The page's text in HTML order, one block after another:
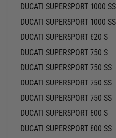
DUCATI SUPERSPORT 1000 SS
DUCATI SUPERSPORT 1000 SS
DUCATI SUPERSPORT 620 S
DUCATI SUPERSPORT 750 S
DUCATI SUPERSPORT 750 SS
DUCATI SUPERSPORT 750 SS
DUCATI SUPERSPORT 750 SS
DUCATI SUPERSPORT 800 S
DUCATI SUPERSPORT 800 SS